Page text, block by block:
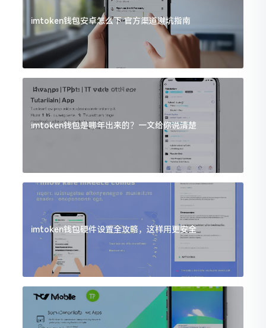
imtoken钱包安卓怎么下 官方渠道避坑指南
imtoken钱包是哪年出来的？一文给你说清楚
imtoken钱包硬件设置全攻略，这样用更安全